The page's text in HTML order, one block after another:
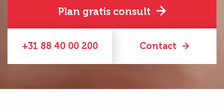
Plan gratis consult
+31 88 40 00 200 Contact